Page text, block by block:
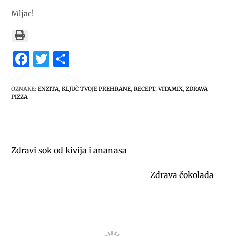
Mljac!
F
c
o
T
it ar
OZNAKE:ENZITA, KLJUČ TVOJE PREHRANE, RECEPT, VITAMIX, ZDRAVA
PIZZA
Zdravi sok od kivija i ananasa
Zdrava čokolada